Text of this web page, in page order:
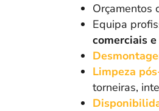
Orçamentos
Equipa
comerciais
Limpeza
torneiras,